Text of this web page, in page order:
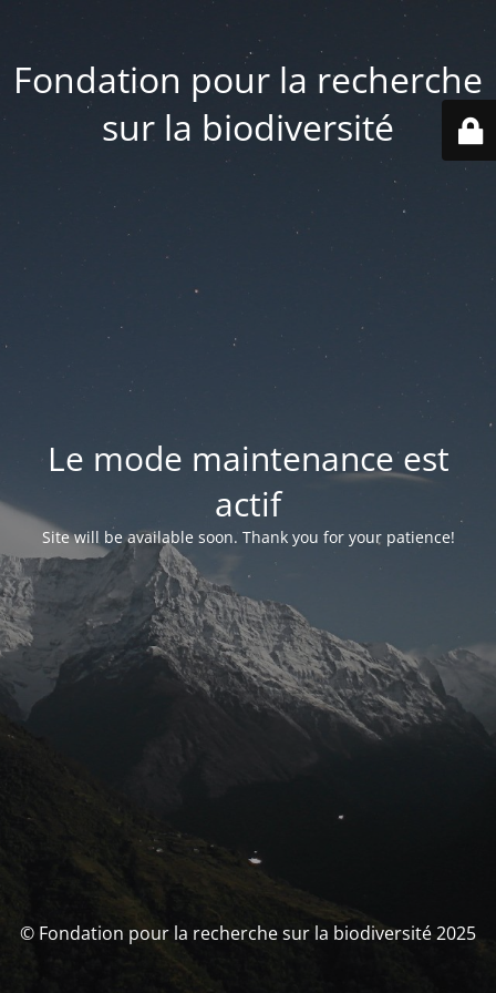
Fondation pour la recherche
sur la biodiversité
Le mode maintenance est
actif
Site will be available soon. Thank you for your patience!
© Fondation pour la recherche sur la biodiversité 2025